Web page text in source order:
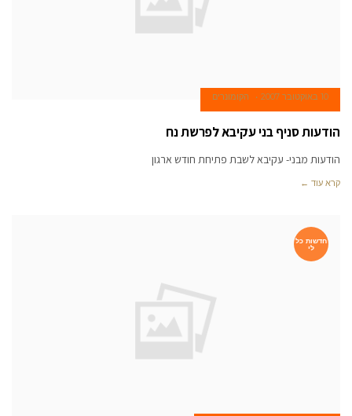
10 באוקטובר 2007 הקומונרים
הודעות סניף בני עקיבא לפרשת נח
הודעות מבני- עקיבא לשבת פתיחת חודש ארגון
קרא עוד ←
חדשות כל
לי